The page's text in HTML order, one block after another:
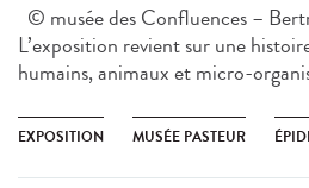
© musée des Confluences –
L’exposition revient sur une
humains, animaux et micro-
EXPOSITION MUSÉE PASTEUR